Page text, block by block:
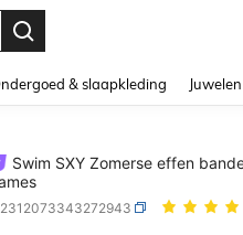
& slaapkleding
Swim SXY Zomerse effen